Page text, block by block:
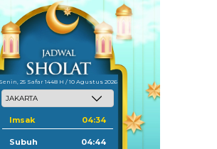
Senin, 25 Safar 1448 H / 10 Agustus 2026
Imsak 04:34
Subuh 04:44